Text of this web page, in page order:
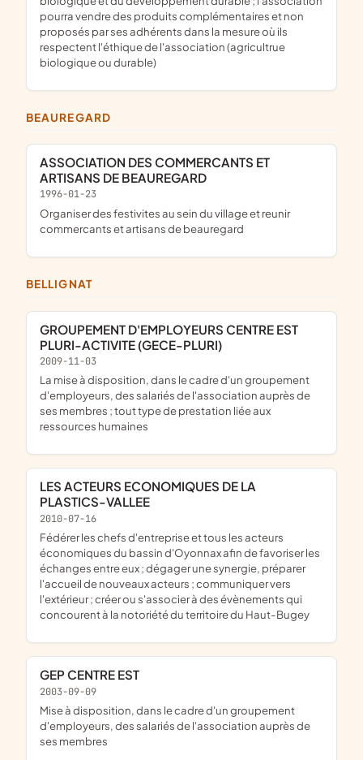
pourra vendre des produits complémentaires et non
proposés par ses adhérents dans la mesure où ils
respectent l'éthique de l'association (agricultrue
biologique ou durable)
BEAUREGARD
ASSOCIATION DES COMMERCANTS ET
ARTISANS DE BEAUREGARD
1996-01-23
organiser des festivites au sein du village et reunir
commercants et artisans de beauregard
BELLIGNAT
GROUPEMENT D'EMPLOYEURS CENTRE EST
PLURI-ACTIVITE (GECE-PLURI)
2009-11-03
la mise à disposition, dans le cadre d'un groupement
d'employeurs, des salariés de l'association auprès de
ses membres ; tout type de prestation liée aux
ressources humaines
LES ACTEURS ECONOMIQUES DE LA
PLASTICS-VALLEE
2010-07-16
fédérer les chefs d'entreprise et tous les acteurs
économiques du bassin d'Oyonnax afin de favoriser les
échanges entre eux ; dégager une synergie, préparer
l'accueil de nouveaux acteurs ; communiquer vers
l'extérieur ; créer ou s'associer à des évènements qui
concourent à la notoriété du territoire du Haut-Bugey
GEP CENTRE EST
2003-09-09
mise à disposition, dans le cadre d'un groupement
d'employeurs, des salariés de l'association auprès de
ses membres